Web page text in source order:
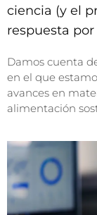
ciencia (y el
respuesta
Damos cuenta
en el que
avances en
alimentación